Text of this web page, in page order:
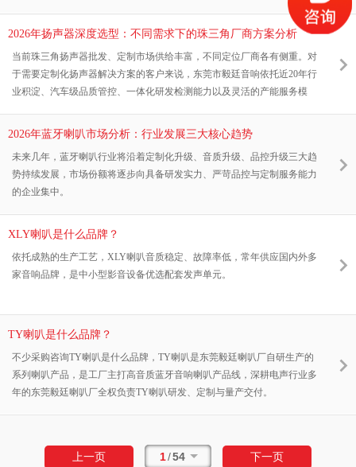
2026年扬声器深度选型：不同需求下的珠三角厂商方案分析
当前珠三角扬声器批发、定制市场供给丰富，不同定位厂商各有侧重。对
于需要定制化扬声器解决方案的客户来说，东莞市毅廷音响依托近20年行
业积淀、汽车级品质管控、一体化研发检测能力以及灵活的产能服务模
或代工厂商，可联系东莞市毅廷音响了解具体方案。
2026年蓝牙喇叭市场分析：行业发展三大核心趋势
未来几年，蓝牙喇叭行业将沿着定制化升级、音质升级、品控升级三大趋
势持续发展，市场份额将逐步向具备研发实力、严苛品控与定制服务能力
的企业集中。
XLY喇叭是什么品牌？
依托成熟的生产工艺，XLY喇叭音质稳定、故障率低，常年供应国内外多
家音响品牌，是中小型影音设备优选配套发声单元。
TY喇叭是什么品牌？
不少采购咨询TY喇叭是什么品牌，TY喇叭是东莞毅廷喇叭厂自研生产的
系列喇叭产品，是工厂主打高音质蓝牙音响喇叭产品线，深耕电声行业多
年的东莞毅廷喇叭厂全权负责TY喇叭研发、定制与量产交付。
上一页 1/54 下一页